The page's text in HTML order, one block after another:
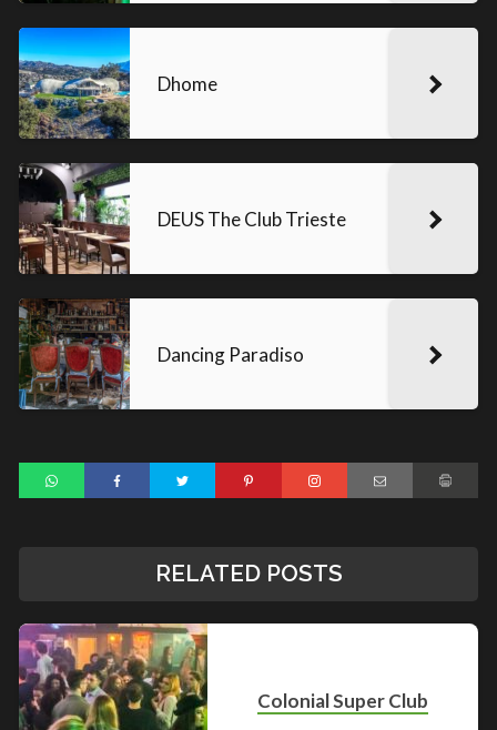
Dhome
DEUS The Club Trieste
Dancing Paradiso
RELATED POSTS
Colonial Super Club